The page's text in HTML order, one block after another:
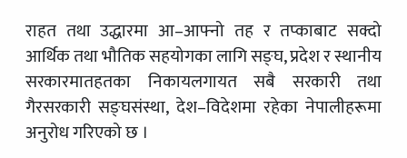
राहत तथा उद्धारमा आ–आफ्नो तह र तप्काबाट सक्दो
आर्थिक तथा भौतिक सहयोगका लागि सङ्घ, प्रदेश र स्थानीय
सरकारमातहतका निकायलगायत सबै सरकारी तथा
गैरसरकारी सङ्घसंस्था, देश–विदेशमा रहेका नेपालीहरूमा
अनुरोध गरिएको छ ।